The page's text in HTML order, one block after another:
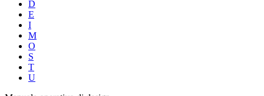
D
E
I
M
O
S
T
U